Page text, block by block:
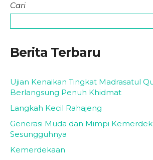
Cari
Berita Terbaru
Ujian Kenaikan Tingkat Madrasatul
Berlangsung Penuh Khidmat
Langkah Kecil Rahajeng
Generasi Muda dan Mimpi
Sesungguhnya
Kemerdekaan